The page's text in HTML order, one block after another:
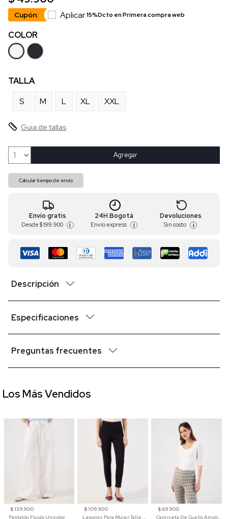
Cupón: Aplicar15%Dcto en Primera compra web
COLOR
TALLA
S
M L XL XXL
Guia de tallas
Agregar
Calcular tiempo de envío
Envío gratis
Desde $ 199.900 i
24H Bogotá
Envío express i
Devoluciones
Sin costo i
Descripción
Especificaciones
Preguntas frecuentes
$ 139.900
Pantalón Fluido Unicolor
$ 109.900
Leggigs Para Mujer Talle Alto Liso
$ 69.900
Camiseta De Cuello Amplio Y Manga 3/4 Para Mujer
Los Más Vendidos